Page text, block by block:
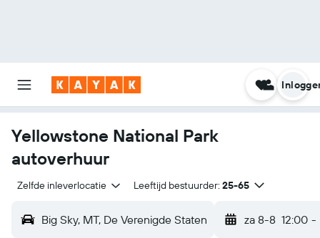
Yellowstone National Park
autoverhuur
Zelfde inleverlocatie Leeftijd bestuurder: 25-65
Big Sky, MT, De Verenigde Staten za 8-8 12:00 -